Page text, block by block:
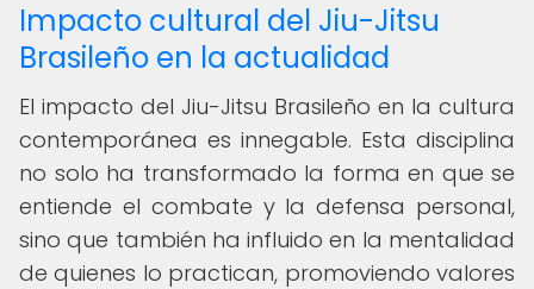
Impacto cultural del Jiu-Jitsu
Brasileño en la actualidad
El impacto del Jiu-Jitsu Brasileño en la cultura
contemporánea es innegable. Esta disciplina
no solo ha transformado la forma en que se
entiende el combate y la defensa personal,
sino que también ha influido en la mentalidad
de quienes lo practican, promoviendo valores